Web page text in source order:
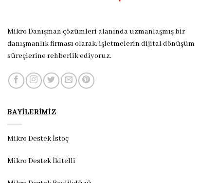
Mikro Danışman çözümleri alanında uzmanlaşmış bir
danışmanlık firması olarak, işletmelerin dijital dönüşüm
süreçlerine rehberlik ediyoruz.
BAYILERIMIZ
Mikro Destek İstoç
Mikro Destek İkitelli